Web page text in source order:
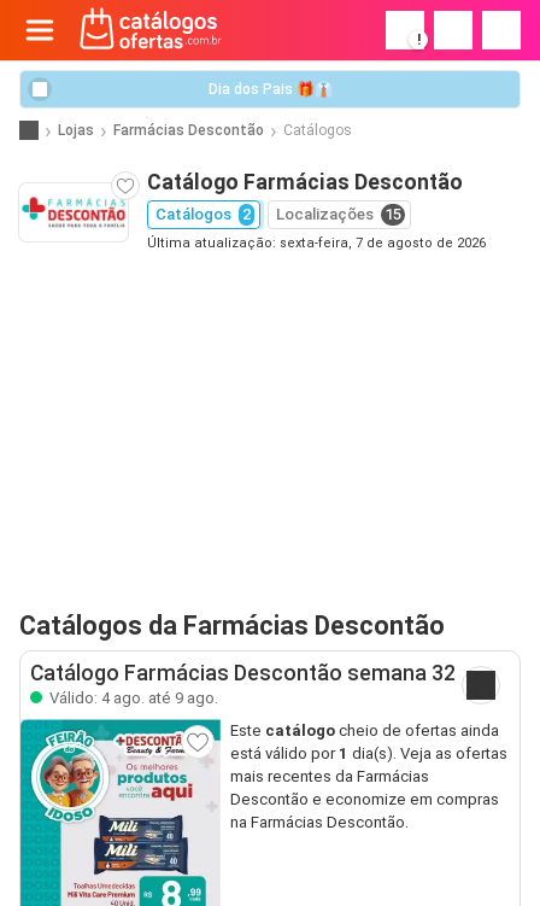
!
Dia dos Pais 🎁👔
Lojas Farmácias Descontão Catálogos
Catálogo Farmácias Descontão
Catálogos 2 Localizações 15
Última atualização: sexta-feira, 7 de agosto de 2026
Catálogos da Farmácias Descontão
Catálogo Farmácias Descontão semana 32
Válido: 4 ago. até 9 ago.
Este catálogocheio de ofertas ainda
está válido por 1 dia(s). Veja as ofertas
mais recentes da Farmácias
Descontão e economize em compras
na Farmácias Descontão.